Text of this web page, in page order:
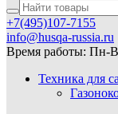
+7(495)107-7155
info@husqa-russia.ru
Время работы: Пн-
Техника для